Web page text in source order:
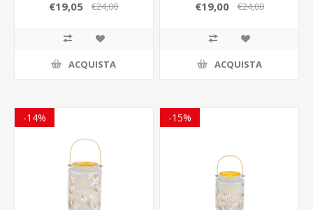
ROSE 189005
€19,05 €24,00
ACQUISTA
C/BOX-ROSE 189005
€19,00 €24,00
ACQUISTA
-14% -15%